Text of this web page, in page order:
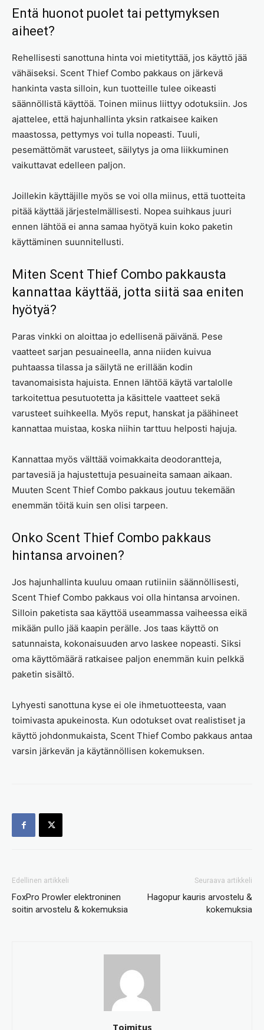
Entä huonot puolet tai pettymyksen
aiheet?
Rehellisesti sanottuna hinta voi mietityttää, jos käyttö jää
vähäiseksi. Scent Thief Combo pakkaus on järkevä
hankinta vasta silloin, kun tuotteille tulee oikeasti
säännöllistä käyttöä. Toinen miinus liittyy odotuksiin. Jos
ajattelee, että hajunhallinta yksin ratkaisee kaiken
maastossa, pettymys voi tulla nopeasti. Tuuli,
pesemättömät varusteet, säilytys ja oma liikkuminen
vaikuttavat edelleen paljon.
Joillekin käyttäjille myös se voi olla miinus, että tuotteita
pitää käyttää järjestelmällisesti. Nopea suihkaus juuri
ennen lähtöä ei anna samaa hyötyä kuin koko paketin
käyttäminen suunnitellusti.
Miten Scent Thief Combo pakkausta
kannattaa käyttää, jotta siitä saa eniten
hyötyä?
Paras vinkki on aloittaa jo edellisenä päivänä. Pese
vaatteet sarjan pesuaineella, anna niiden kuivua
puhtaassa tilassa ja säilytä ne erillään kodin
tavanomaisista hajuista. Ennen lähtöä käytä vartalolle
tarkoitettua pesutuotetta ja käsittele vaatteet sekä
varusteet suihkeella. Myös reput, hanskat ja päähineet
kannattaa muistaa, koska niihin tarttuu helposti hajuja.
Kannattaa myös välttää voimakkaita deodorantteja,
partavesiä ja hajustettuja pesuaineita samaan aikaan.
Muuten Scent Thief Combo pakkaus joutuu tekemään
enemmän töitä kuin sen olisi tarpeen.
Onko Scent Thief Combo pakkaus
hintansa arvoinen?
Jos hajunhallinta kuuluu omaan rutiiniin säännöllisesti,
Scent Thief Combo pakkaus voi olla hintansa arvoinen.
Silloin paketista saa käyttöä useammassa vaiheessa eikä
mikään pullo jää kaapin perälle. Jos taas käyttö on
satunnaista, kokonaisuuden arvo laskee nopeasti. Siksi
oma käyttömäärä ratkaisee paljon enemmän kuin pelkkä
paketin sisältö.
Lyhyesti sanottuna kyse ei ole ihmetuotteesta, vaan
toimivasta apukeinosta. Kun odotukset ovat realistiset ja
käyttö johdonmukaista, Scent Thief Combo pakkaus antaa
varsin järkevän ja käytännöllisen kokemuksen.
Edellinen artikkeli
FoxPro Prowler elektroninen
soitin arvostelu & kokemuksia
Seuraava artikkeli
Hagopur kauris arvostelu &
kokemuksia
Toimitus